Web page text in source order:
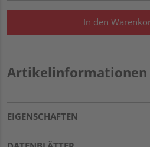
In den
Artikelinformationen
EIGENSCHAFTEN